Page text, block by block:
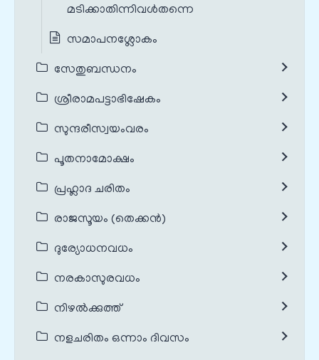
മടിക്കാതിന്നിവള്‍തന്നെ
സമാപനശ്ലോകം
സേതുബന്ധനം
ശ്രീരാമപട്ടാഭിഷേകം
സുന്ദരീസ്വയംവരം
പൂതനാമോക്ഷം
പ്രഹ്ലാദ ചരിതം
രാജസൂയം (തെക്കൻ)
ദുര്യോധനവധം
നരകാസുരവധം
നിഴൽക്കുത്ത്
നളചരിതം ഒന്നാം ദിവസം